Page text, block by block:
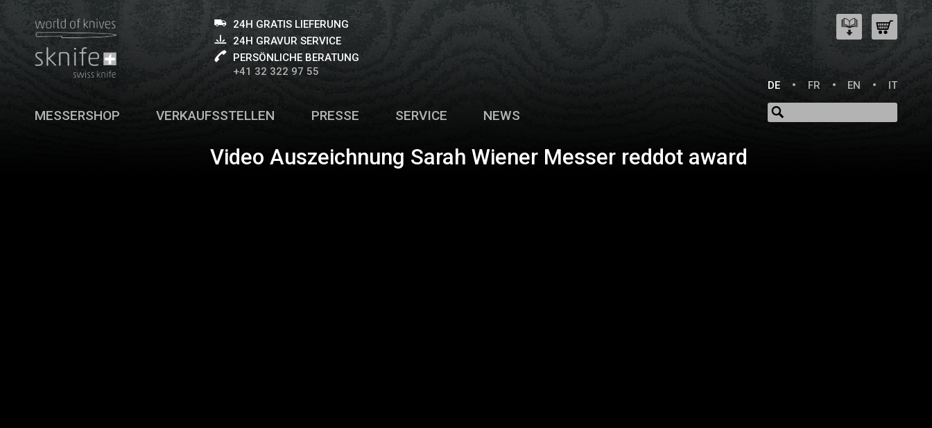
24H GRATIS LIEFERUNG
24H GRAVUR SERVICE
PERSÖNLICHE BERATUNG
+41 32 322 97 55
DE
FR EN IT
MESSERSHOP VERKAUFSSTELLEN PRESSE SERVICE NEWS
Video Auszeichnung Sarah Wiener Messer reddot award